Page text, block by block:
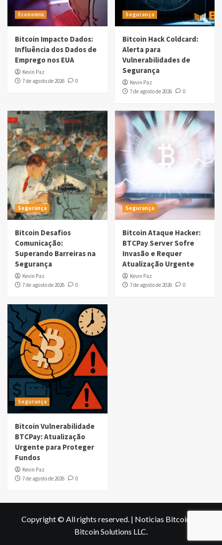
Economia
Bitcoin Impacto Dados:
Influência dos Dados de
Emprego nos EUA
Kevin Paz
7 de agosto de 2026
0
Segurança
Bitcoin Hack Coldcard:
Alerta para
Vulnerabilidades de
Segurança
Kevin Paz
7 de agosto de 2026
0
Segurança
Bitcoin Desafios
Comunicação:
Superando Barreiras na
Segurança
Kevin Paz
7 de agosto de 2026
0
Segurança
Bitcoin Ataque Hacker:
BTCPay Server Sofre
Invasão e Requer
Atualização Urgente
Kevin Paz
7 de agosto de 2026
0
Segurança
Bitcoin Vulnerabilidade
BTCPay: Atualização
Urgente para Proteger
Fundos
Kevin Paz
7 de agosto de 2026
0
Copyright © All rights reserved. | Noticias Bitcoin
Bitcoin Solutions LLC.